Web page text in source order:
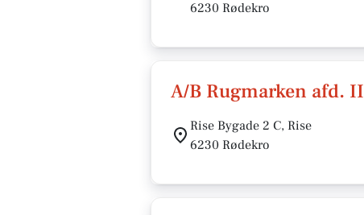
6230 Rødekro
A/B Rugmarken afd. II
Rise Bygade 2 C, Rise
6230 Rødekro